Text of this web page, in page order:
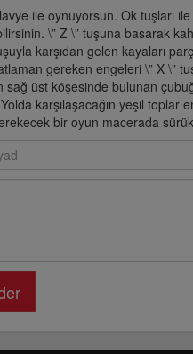
ile oynuyorsun. Ok tuşları ile
\” Z \” tuşuna basarak
karşıdan gelen kayaları
gereken engeleri \” X \”
sağ üst köşesinde bulunan
karşılaşacağın yeşil toplar
bir oyun macerada